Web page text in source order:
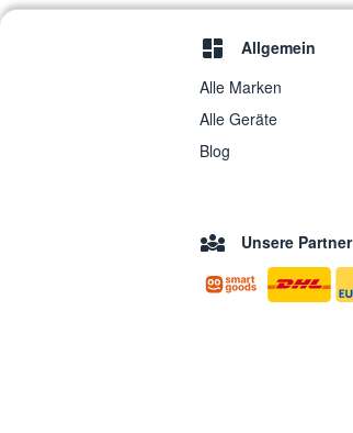
Allgemein
Alle Marken
Alle Geräte
Blog
Unsere Partner